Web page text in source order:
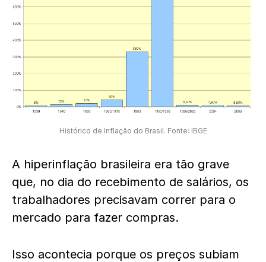
Histórico de Inflação do Brasil. Fonte: IBGE
A hiperinflação brasileira era tão grave
que, no dia do recebimento de salários, os
trabalhadores precisavam correr para o
mercado para fazer compras.
Isso acontecia porque os preços subiam